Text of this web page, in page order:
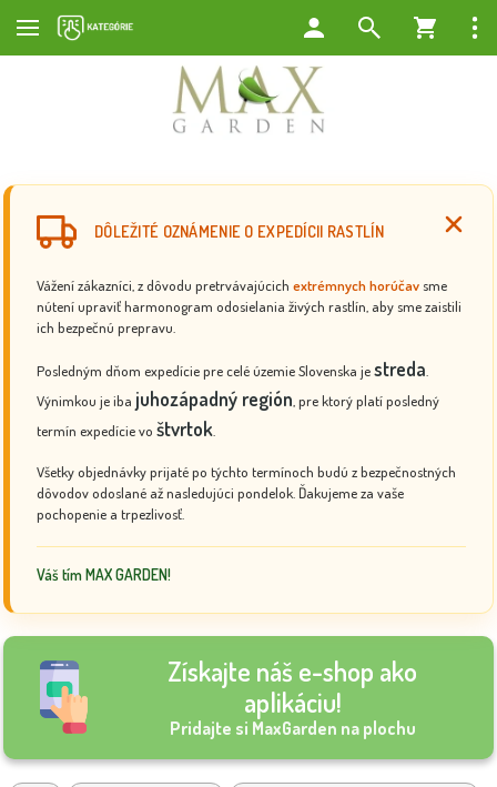
DÔLEŽITÉ OZNÁMENIE O EXPEDÍCII RASTLÍN
Vážení zákazníci, z dôvodu pretrvávajúcich extrémnych horúčav sme
nútení upraviť harmonogram odosielania živých rastlín, aby sme zaistili
ich bezpečnú prepravu.
Posledným dňom expedície pre celé územie Slovenska jestreda
Výnimkou je iba juhozápadný región , pre ktorý platí posledný
termín expedície vo štvrtok
Všetky objednávky prijaté po týchto termínoch budú z bezpečnostných
dôvodov odoslané až nasledujúci pondelok. Ďakujeme za vaše
pochopenie a trpezlivosť.
Váš tím MAX GARDEN!
Získajte náš e-shop ako
aplikáciu!
Pridajte si MaxGarden na plochu